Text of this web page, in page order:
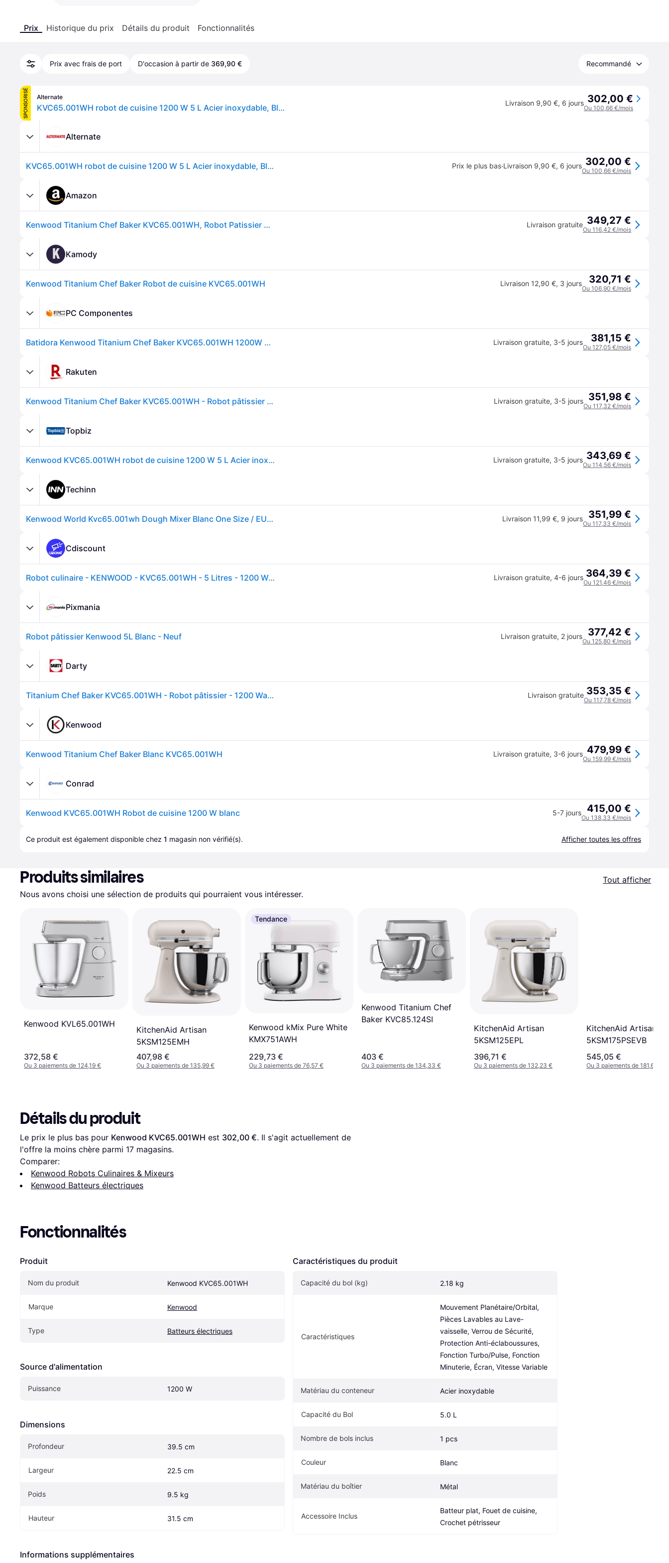
Prix Historique du prix Détails du produit Fonctionnalités
Prix avec frais de port D'occasion à partir de 369,90 € Recommandé
SPONSORISÉ Alternate
KVC65.001WH robot de cuisine 1200 W 5 L Acier inoxydable, Blanc Balances intégrées Livraison 9,90 €, 6 jours 302,00 €
Ou 100,66 €/mois
Alternate
KVC65.001WH robot de cuisine 1200 W 5 L Acier inoxydable, Blanc Balances intégrées Prix le plus bas·Livraison 9,90 €, 6 jours 302,00 €
Ou 100,66 €/mois
Amazon
Kenwood Titanium Chef Baker KVC65.001WH, Robot Patissier Avec Balance Intégrée, Incl. Ensemble Pâtisserie 3 Pièces, Spatule & Protection Éclaboussures, 1200W, Blanc Livraison gratuite 349,27 €
Ou 116,42 €/mois
K Kamody
Kenwood Titanium Chef Baker Robot de cuisine KVC65.001WH Livraison 12,90 €, 3 jours 320,71 €
Ou 106,90 €/mois
PC Componentes
Batidora Kenwood Titanium Chef Baker KVC65.001WH 1200W 5L Acier Inoxydable Livraison gratuite, 3-5 jours 381,15 €
Ou 127,05 €/mois
Rakuten
Kenwood Titanium Chef Baker KVC65.001WH - Robot pâtissier - 1200 Watt - blanc Livraison gratuite, 3-5 jours 351,98 €
Ou 117,32 €/mois
Topbiz
Kenwood KVC65.001WH robot de cuisine 1200 W 5 L Acier inoxydable, Blanc Balances intégrées Livraison gratuite, 3-5 jours 343,69 €
Ou 114,56 €/mois
Techinn
Kenwood World Kvc65.001wh Dough Mixer Blanc One Size / EU Plug 220V Livraison 11,99 €, 9 jours 351,99 €
Ou 117,33 €/mois
Cdiscount
Robot culinaire - KENWOOD - KVC65.001WH - 5 Litres - 1200 Watt - Fonction pulse - Blanc Livraison gratuite, 4-6 jours 364,39 €
Ou 121,46 €/mois
Pixmania
Robot pâtissier Kenwood 5L Blanc - Neuf Livraison gratuite, 2 jours 377,42 €
Ou 125,80 €/mois
Darty
Titanium Chef Baker KVC65.001WH - Robot pâtissier - 1200 Watt - blanc Livraison gratuite 353,35 €
Ou 117,78 €/mois
Kenwood
Kenwood Titanium Chef Baker Blanc KVC65.001WH Livraison gratuite, 3-6 jours 479,99 €
Ou 159,99 €/mois
Conrad
Kenwood KVC65.001WH Robot de cuisine 1200 W blanc 5-7 jours 415,00 €
Ou 138,33 €/mois
Ce produit est également disponible chez 1 magasin non vérifié(s). Afficher toutes les offres
Produits similaires
Tout afficher
Nous avons choisi une sélection de produits qui pourraient vous intéresser.
Kenwood KVL65.001WH
372,58 €
Ou 3 paiements de 124,19 €
KitchenAid Artisan
5KSM125EMH
407,98 €
Ou 3 paiements de 135,99 €
Tendance
Kenwood kMix Pure White
KMX751AWH
229,73 €
Ou 3 paiements de 76,57 €
Kenwood Titanium Chef
Baker KVC85.124SI
403 €
Ou 3 paiements de 134,33 €
KitchenAid Artisan
5KSM125EPL
396,71 €
Ou 3 paiements de 132,23 €
KitchenAid Artisan
5KSM175PSEVB
545,05 €
Ou 3 paiements de 181,68 €
Détails du produit
Le prix le plus bas pour Kenwood KVC65.001WH est 302,00 €. Il s'agit actuellement de
l'offre la moins chère parmi 17 magasins.
Comparer:
Kenwood Robots Culinaires & Mixeurs
Kenwood Batteurs électriques
Fonctionnalités
Produit
Nom du produit Kenwood KVC65.001WH
Marque Kenwood
Type Batteurs électriques
Source d'alimentation
Puissance 1200 W
Dimensions
Profondeur 39.5 cm
Largeur 22.5 cm
Poids 9.5 kg
Hauteur 31.5 cm
Informations supplémentaires
Caractéristiques du produit
Capacité du bol (kg) 2.18 kg
Caractéristiques
Mouvement Planétaire/Orbital,
Pièces Lavables au Lave-
vaisselle, Verrou de Sécurité,
Protection Anti-éclaboussures,
Fonction Turbo/Pulse, Fonction
Minuterie, Écran, Vitesse Variable
Matériau du conteneur Acier inoxydable
Capacité du Bol 5.0 L
Nombre de bols inclus 1 pcs
Couleur Blanc
Matériau du boîtier Métal
Accessoire Inclus
Batteur plat, Fouet de cuisine,
Crochet pétrisseur